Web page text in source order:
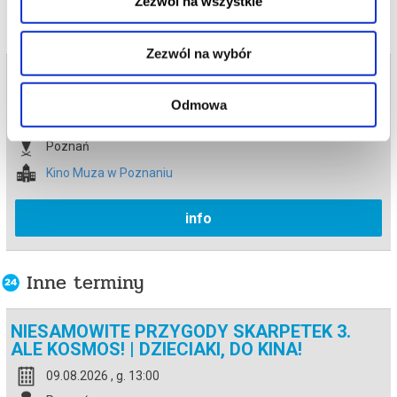
Zezwól na wybór
Odmowa
Bilety na termin:
20.06.2026 , g. 12:15 (sobota)
Poznań
Kino Muza w Poznaniu
info
Inne terminy
NIESAMOWITE PRZYGODY SKARPETEK 3.
ALE KOSMOS! | DZIECIAKI, DO KINA!
09.08.2026 , g. 13:00